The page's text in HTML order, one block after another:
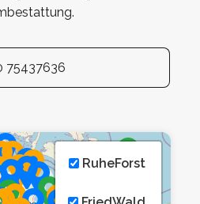
75437636
RuheForst